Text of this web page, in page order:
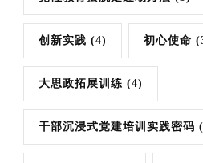
创新实践 (4) 初心使命
大思政拓展训练 (4)
干部沉浸式党建培训实践密码